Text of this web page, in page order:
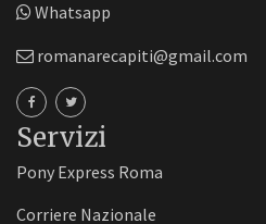
Whatsapp
romanarecapiti@gmail.com
Servizi
Pony Express Roma
Corriere Nazionale